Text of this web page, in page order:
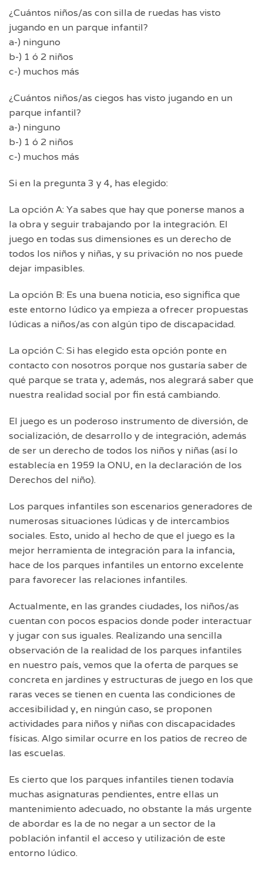
¿Cuántos niños/as con silla de ruedas has visto
jugando en un parque infantil?
a-) ninguno
b-) 1 ó 2 niños
c-) muchos más
¿Cuántos niños/as ciegos has visto jugando en un
parque infantil?
a-) ninguno
b-) 1 ó 2 niños
c-) muchos más
Si en la pregunta 3 y 4, has elegido:
La opción A: Ya sabes que hay que ponerse manos a
la obra y seguir trabajando por la integración. El
juego en todas sus dimensiones es un derecho de
todos los niños y niñas, y su privación no nos puede
dejar impasibles.
La opción B: Es una buena noticia, eso significa que
este entorno lúdico ya empieza a ofrecer propuestas
lúdicas a niños/as con algún tipo de discapacidad.
La opción C: Si has elegido esta opción ponte en
contacto con nosotros porque nos gustaría saber de
qué parque se trata y, además, nos alegrará saber que
nuestra realidad social por fin está cambiando.
El juego es un poderoso instrumento de diversión, de
socialización, de desarrollo y de integración, además
de ser un derecho de todos los niños y niñas (así lo
establecía en 1959 la ONU, en la declaración de los
Derechos del niño).
Los parques infantiles son escenarios generadores de
numerosas situaciones lúdicas y de intercambios
sociales. Esto, unido al hecho de que el juego es la
mejor herramienta de integración para la infancia,
hace de los parques infantiles un entorno excelente
para favorecer las relaciones infantiles.
Actualmente, en las grandes ciudades, los niños/as
cuentan con pocos espacios donde poder interactuar
y jugar con sus iguales. Realizando una sencilla
observación de la realidad de los parques infantiles
en nuestro país, vemos que la oferta de parques se
concreta en jardines y estructuras de juego en los que
raras veces se tienen en cuenta las condiciones de
accesibilidad y, en ningún caso, se proponen
actividades para niños y niñas con discapacidades
físicas. Algo similar ocurre en los patios de recreo de
las escuelas.
Es cierto que los parques infantiles tienen todavía
muchas asignaturas pendientes, entre ellas un
mantenimiento adecuado, no obstante la más urgente
de abordar es la de no negar a un sector de la
población infantil el acceso y utilización de este
entorno lúdico.